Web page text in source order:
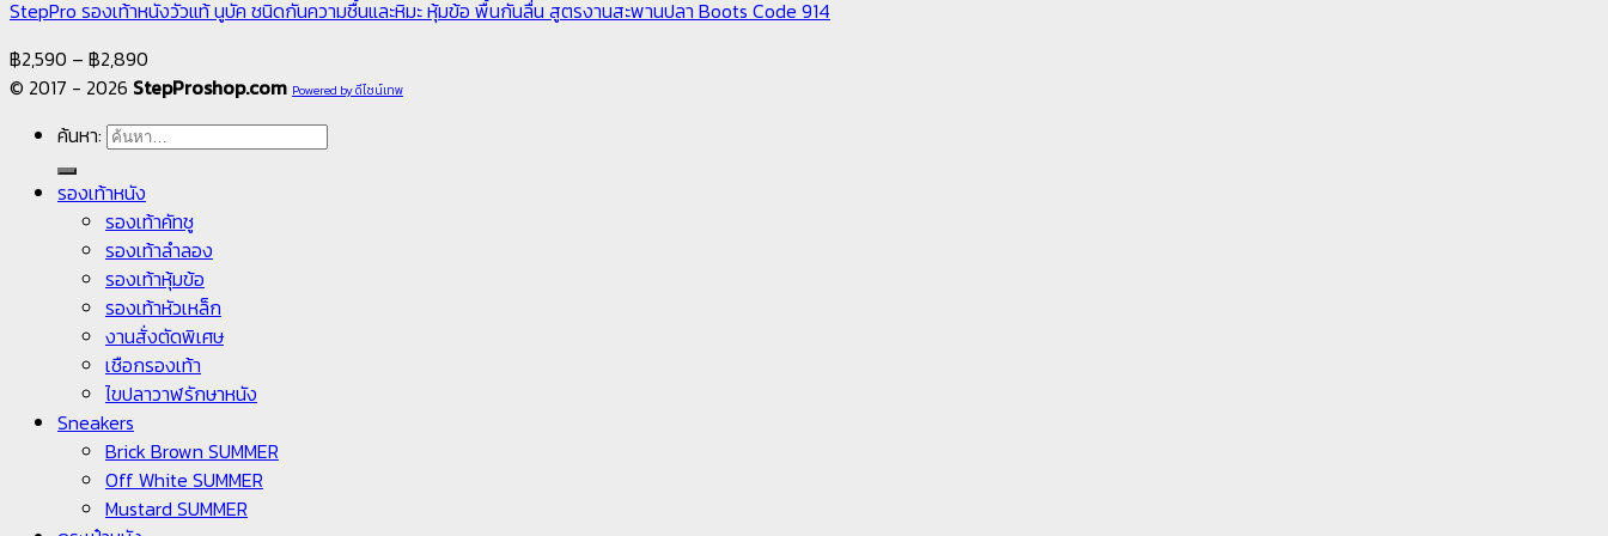
StepPro รองเท้าหนังวัวแท้ นูบัค ชนิดกันความชื้นและหิมะ หุ้มข้อ พื้นกันลื่น สูตรงานสะพานปลา Boots Code 914
฿2,590 – ฿2,890
© 2017 - 2026 StepProshop.com Powered by ดีไซน์เทพ
ค้นหา:
รองเท้าหนัง
รองเท้าคัทชู
รองเท้าลำลอง
รองเท้าหุ้มข้อ
รองเท้าหัวเหล็ก
งานสั่งตัดพิเศษ
เชือกรองเท้า
ไขปลาวาฬรักษาหนัง
Sneakers
Brick Brown SUMMER
Off White SUMMER
Mustard SUMMER